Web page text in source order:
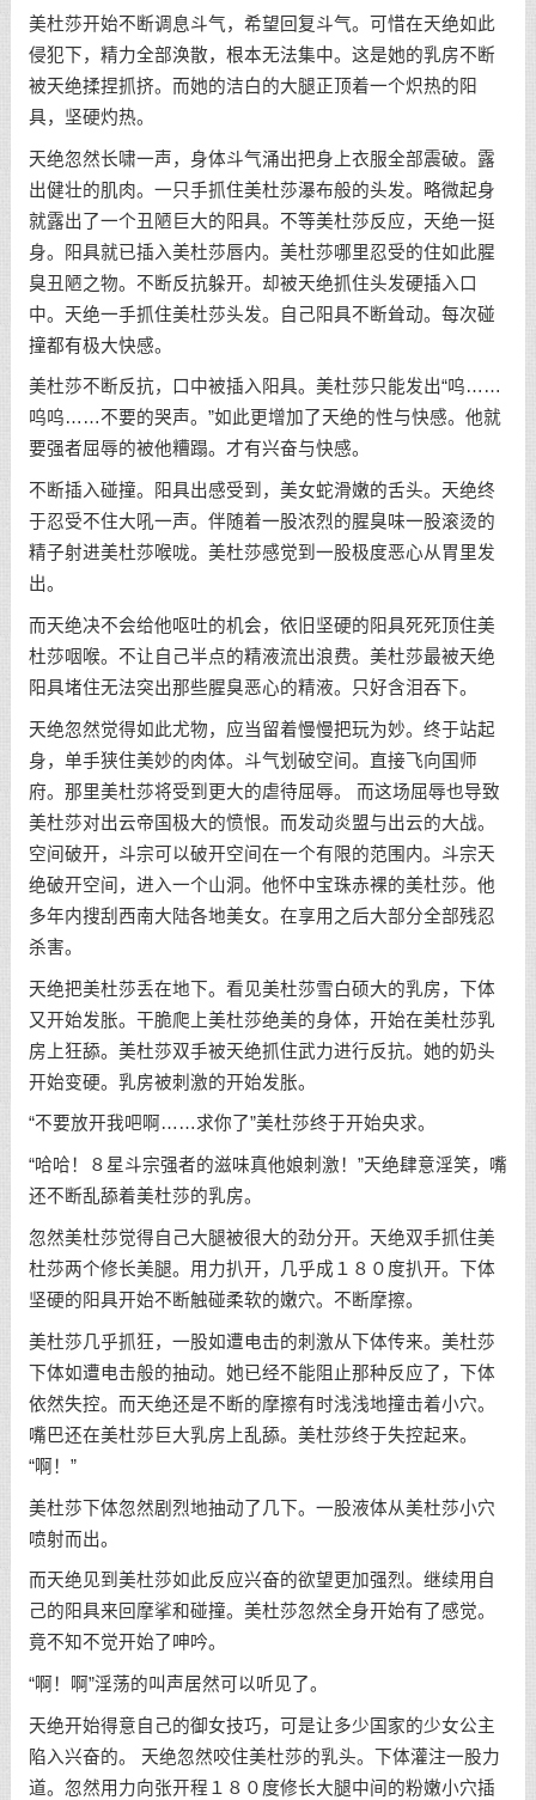
美杜莎开始不断调息斗气，希望回复斗气。可惜在天绝如此
侵犯下，精力全部涣散，根本无法集中。这是她的乳房不断
被天绝揉捏抓挤。而她的洁白的大腿正顶着一个炽热的阳
具，坚硬灼热。
天绝忽然长啸一声，身体斗气涌出把身上衣服全部震破。露
出健壮的肌肉。一只手抓住美杜莎瀑布般的头发。略微起身
就露出了一个丑陋巨大的阳具。不等美杜莎反应，天绝一挺
身。阳具就已插入美杜莎唇内。美杜莎哪里忍受的住如此腥
臭丑陋之物。不断反抗躲开。却被天绝抓住头发硬插入口
中。天绝一手抓住美杜莎头发。自己阳具不断耸动。每次碰
撞都有极大快感。
美杜莎不断反抗，口中被插入阳具。美杜莎只能发出“呜……
呜呜……不要的哭声。”如此更增加了天绝的性与快感。他就
要强者屈辱的被他糟蹋。才有兴奋与快感。
不断插入碰撞。阳具出感受到，美女蛇滑嫩的舌头。天绝终
于忍受不住大吼一声。伴随着一股浓烈的腥臭味一股滚烫的
精子射进美杜莎喉咙。美杜莎感觉到一股极度恶心从胃里发
出。
而天绝决不会给他呕吐的机会，依旧坚硬的阳具死死顶住美
杜莎咽喉。不让自己半点的精液流出浪费。美杜莎最被天绝
阳具堵住无法突出那些腥臭恶心的精液。只好含泪吞下。
天绝忽然觉得如此尤物，应当留着慢慢把玩为妙。终于站起
身，单手狭住美妙的肉体。斗气划破空间。直接飞向国师
府。那里美杜莎将受到更大的虐待屈辱。 而这场屈辱也导致
美杜莎对出云帝国极大的愤恨。而发动炎盟与出云的大战。
空间破开，斗宗可以破开空间在一个有限的范围内。斗宗天
绝破开空间，进入一个山洞。他怀中宝珠赤裸的美杜莎。他
多年内搜刮西南大陆各地美女。在享用之后大部分全部残忍
杀害。
天绝把美杜莎丢在地下。看见美杜莎雪白硕大的乳房，下体
又开始发胀。干脆爬上美杜莎绝美的身体，开始在美杜莎乳
房上狂舔。美杜莎双手被天绝抓住武力进行反抗。她的奶头
开始变硬。乳房被刺激的开始发胀。
“不要放开我吧啊……求你了”美杜莎终于开始央求。
“哈哈！８星斗宗强者的滋味真他娘刺激！”天绝肆意淫笑，嘴
还不断乱舔着美杜莎的乳房。
忽然美杜莎觉得自己大腿被很大的劲分开。天绝双手抓住美
杜莎两个修长美腿。用力扒开，几乎成１８０度扒开。下体
坚硬的阳具开始不断触碰柔软的嫩穴。不断摩擦。
美杜莎几乎抓狂，一股如遭电击的刺激从下体传来。美杜莎
下体如遭电击般的抽动。她已经不能阻止那种反应了，下体
依然失控。而天绝还是不断的摩擦有时浅浅地撞击着小穴。
嘴巴还在美杜莎巨大乳房上乱舔。美杜莎终于失控起来。
“啊！”
美杜莎下体忽然剧烈地抽动了几下。一股液体从美杜莎小穴
喷射而出。
而天绝见到美杜莎如此反应兴奋的欲望更加强烈。继续用自
己的阳具来回摩挲和碰撞。美杜莎忽然全身开始有了感觉。
竟不知不觉开始了呻吟。
“啊！啊”淫荡的叫声居然可以听见了。
天绝开始得意自己的御女技巧，可是让多少国家的少女公主
陷入兴奋的。 天绝忽然咬住美杜莎的乳头。下体灌注一股力
道。忽然用力向张开程１８０度修长大腿中间的粉嫩小穴插